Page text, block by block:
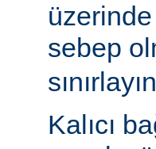
üzerinde
sebep
Kalıcı